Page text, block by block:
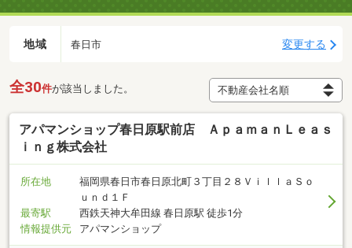
地域 春日市 変更する
全30件が該当しました。
アパマンショップ春日原駅前店 ＡｐａｍａｎＬｅａｓ
ｉｎｇ株式会社
所在地
福岡県春日市春日原北町３丁目２８ＶｉｌｌａＳｏ
ｕｎｄ１Ｆ
最寄駅
西鉄天神大牟田線 春日原駅 徒歩1分
情報提供元
アパマンショップ